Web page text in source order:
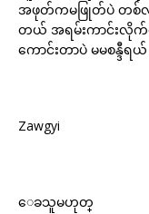
အဖုတ်ကမဖြုတ်ပဲ တစ်လ
တယ် အရမ်းကာင်းလိုက်
ကောင်းတာပဲ မမစန္ဒီရယ်
Zawgyi
ေခသူမဟုတ္